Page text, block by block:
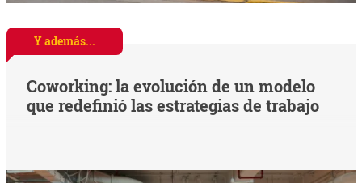
Y además...
Coworking: la evolución de un modelo
que redefinió las estrategias de trabajo